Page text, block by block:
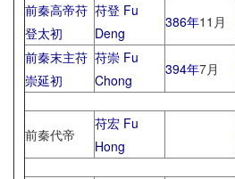
前秦高帝苻
登太初
苻登 Fu
Deng
386年11月
前秦末主苻
崇延初
苻崇 Fu
Chong
394年7月
前秦代帝
苻宏 Fu
Hong